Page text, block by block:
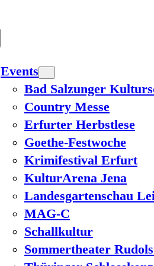
Events
Bad Salzunger
Country Messe
Erfurter Herbstlese
Goethe-Festwoche
Krimifestival Erfurt
KulturArena Jena
Landesgartenschau
MAG-C
Schallkultur
Sommertheater